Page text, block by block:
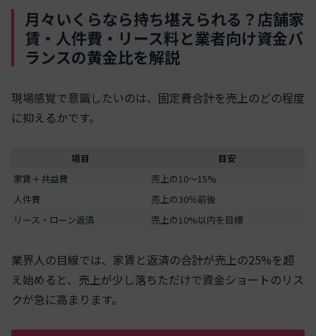
月々いくらなら持ち堪えられる？店舗家
賃・人件費・リース料と業者向け資金バ
ランスの黄金比を解説
現場感覚で意識したいのは、固定費合計を売上のどの程度
に抑えるかです。
項目
目安
家賃＋共益費
売上の10〜15%
人件費
売上の30％前後
リース・ローン返済
売上の10%以内を目標
業界人の目線では、家賃と返済の合計が売上の25%を超
え始めると、売上が少し落ちただけで資金ショートのリス
クが急に高まります。